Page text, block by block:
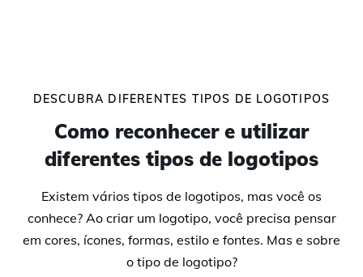
Como reconhecer e utilizar
diferentes tipos de logotipos
DESCUBRA DIFERENTES TIPOS DE LOGOTIPOS
Existem vários tipos de logotipos, mas você os
conhece? Ao criar um logotipo, você precisa pensar
em cores, ícones, formas, estilo e fontes. Mas e sobre
o tipo de logotipo?